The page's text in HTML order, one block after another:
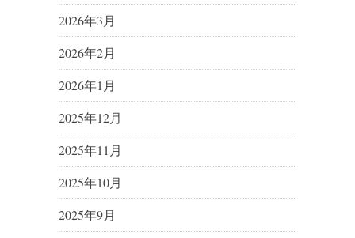
2026年3月
2026年2月
2026年1月
2025年12月
2025年11月
2025年10月
2025年9月